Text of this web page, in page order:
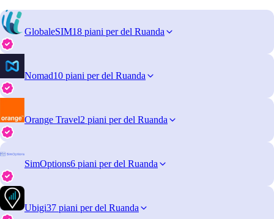
GlobaleSIM18 piani per del Ruanda
Nomad10 piani per del Ruanda
Orange Travel2 piani per del Ruanda
SimOptions6 piani per del Ruanda
Ubigi37 piani per del Ruanda